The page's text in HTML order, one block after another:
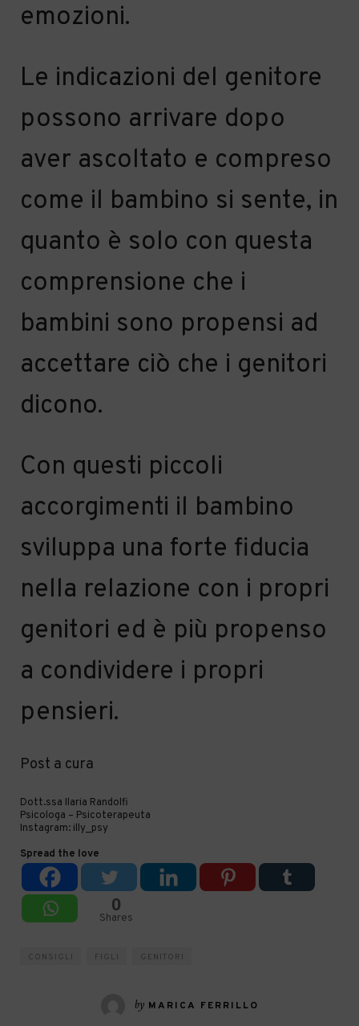
emozioni.
Le indicazioni del genitore
possono arrivare dopo
aver ascoltato e compreso
come il bambino si sente, in
quanto è solo con questa
comprensione che i
bambini sono propensi ad
accettare ciò che i genitori
dicono.
Con questi piccoli
accorgimenti il bambino
sviluppa una forte fiducia
nella relazione con i propri
genitori ed è più propenso
a condividere i propri
pensieri.
Post a cura
Dott.ssa Ilaria Randolfi
Psicologa – Psicoterapeuta
Instagram: illy_psy
Spread the love
0
Shares
CONSIGLI FIGLI GENITORI
by MARICA FERRILLO